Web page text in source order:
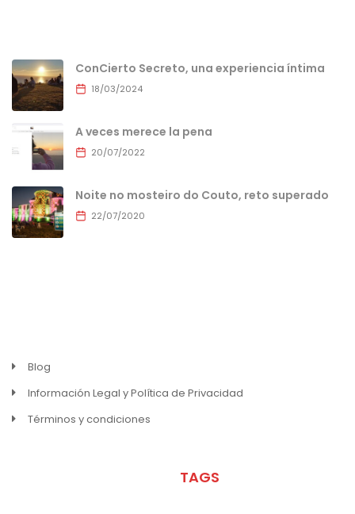
ConCierto Secreto, una experiencia íntima
18/03/2024
A veces merece la pena
20/07/2022
Noite no mosteiro do Couto, reto superado
22/07/2020
Blog
Información Legal y Política de Privacidad
Términos y condiciones
TAGS